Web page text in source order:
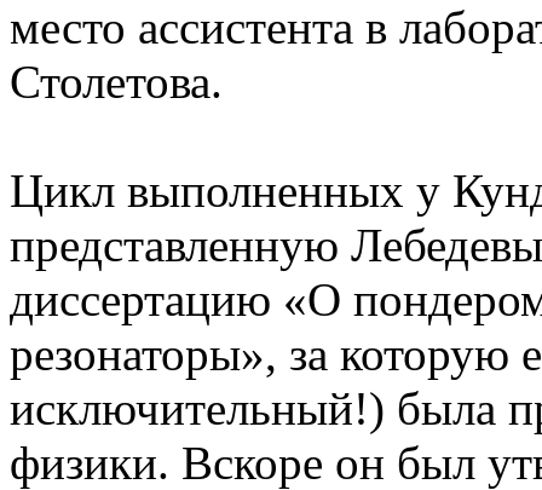
место ассистента в
Столетова.
Цикл выполненных у
представленную
диссертацию «О
резонаторы», за которую
исключительный!) была
физики. Вскоре он был